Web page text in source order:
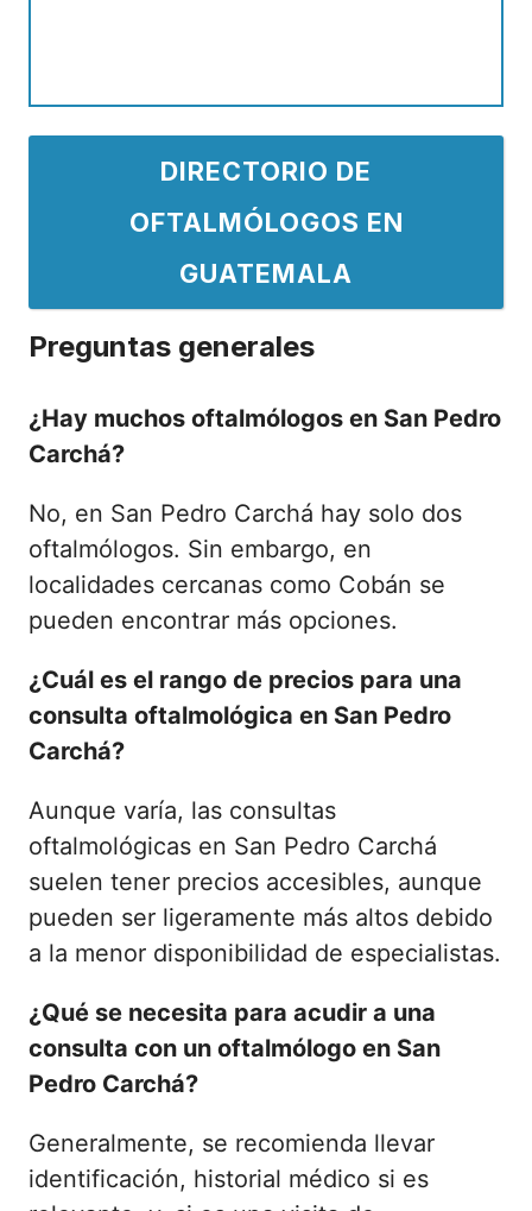
DIRECTORIO DE
OFTALMÓLOGOS EN
GUATEMALA
Preguntas generales
¿Hay muchos oftalmólogos en San Pedro
Carchá?
No, en San Pedro Carchá hay solo dos
oftalmólogos. Sin embargo, en
localidades cercanas como Cobán se
pueden encontrar más opciones.
¿Cuál es el rango de precios para una
consulta oftalmológica en San Pedro
Carchá?
Aunque varía, las consultas
oftalmológicas en San Pedro Carchá
suelen tener precios accesibles, aunque
pueden ser ligeramente más altos debido
a la menor disponibilidad de especialistas.
¿Qué se necesita para acudir a una
consulta con un oftalmólogo en San
Pedro Carchá?
Generalmente, se recomienda llevar
identificación, historial médico si es